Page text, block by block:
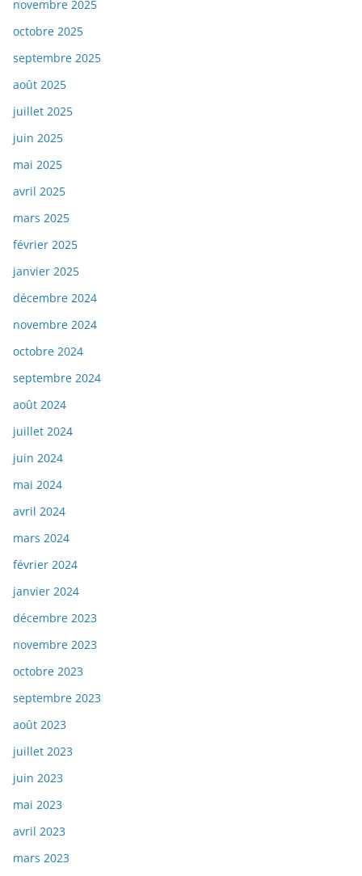
novembre 2025
octobre 2025
septembre 2025
août 2025
juillet 2025
juin 2025
mai 2025
avril 2025
mars 2025
février 2025
janvier 2025
décembre 2024
novembre 2024
octobre 2024
septembre 2024
août 2024
juillet 2024
juin 2024
mai 2024
avril 2024
mars 2024
février 2024
janvier 2024
décembre 2023
novembre 2023
octobre 2023
septembre 2023
août 2023
juillet 2023
juin 2023
mai 2023
avril 2023
mars 2023